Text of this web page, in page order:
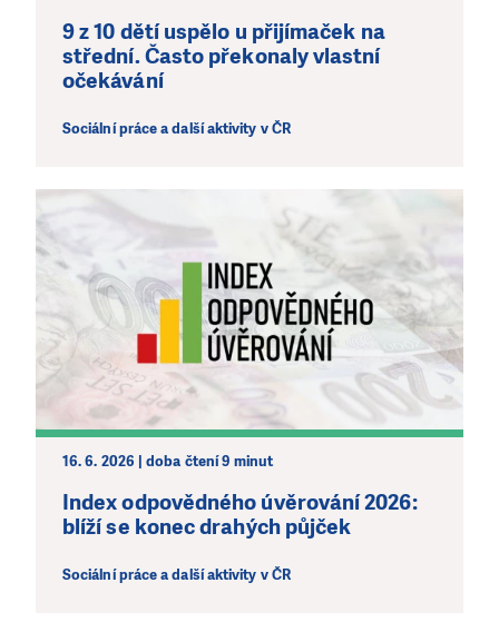
9 z 10 dětí uspělo u přijímaček na
střední. Často překonaly vlastní
očekávání
Sociální práce a další aktivity v ČR
16. 6. 2026 | doba čtení 9 minut
Index odpovědného úvěrování 2026:
blíží se konec drahých půjček
Sociální práce a další aktivity v ČR